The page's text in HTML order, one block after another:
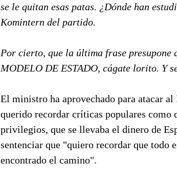
se le quitan esas patas. ¿Dónde han
Komintern del partido.
Por cierto, que la última frase presupone
MODELO DE ESTADO, cágate lorito. Y
El ministro ha aprovechado para atacar
querido recordar críticas populares como
privilegios, que se llevaba el dinero de
sentenciar que "quiero recordar que todo
encontrado el camino".